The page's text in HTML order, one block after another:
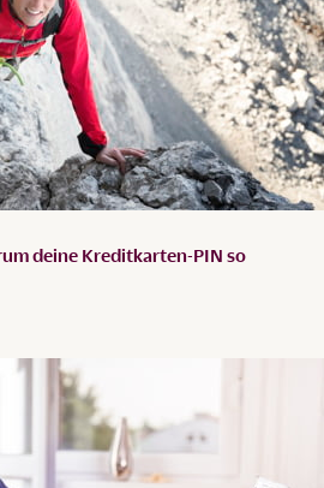
deine Kreditkarten-PIN so